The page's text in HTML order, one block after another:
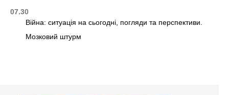
07.30
Війна: ситуація на сьогодні, погляди та перспективи.
Мозковий штурм